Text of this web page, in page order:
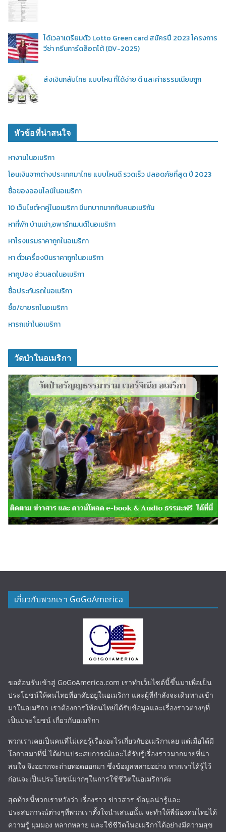
ได้เวลาเตรียมตัว Lotto Green card สมัครปี 2023 โครงการ
วีซ่า กรีนการ์ดล็อตโต้ (DV-2025)
ส่งเงินกลับไทย แบบไหน ที่ได้ง่าย ดี และค่าธรรมเนียมถูก
หัวข้อที่น่าสนใจ
หางานในอเมริกา
โอนเงินจากต่างประเทศมาไทย แบบไหนดี รวดเร็ว ปลอดภัยที่สุด ปี 2023
ซื้อของออนไลน์ในอเมริกา
10 เว็บไซต์หาคู่ในอเมริกา มีบทบาทมากกับคนอเมริกัน
หาที่พัก บ้านเช่า,อพาร์ทเมนต์ในอเมริกา
หาโรงแรมราคาถูกในอเมริกา
หา ตั๋วเครื่องบินราคาถูกในอเมริกา
หาคูปอง ส่วนลดในอเมริกา
ซื้อประกันรถในอเมริกา
ซื้อ/ขายรถในอเมริกา
หารถเช่าในอเมริกา
วัดป่าในอเมริกา
เกี่ยวกับพวกเรา GoGoAmerica
ขอต้อนรับเข้าสู่ GoGoAmerica.com เราทำเว็บไซต์นี้ขึ้นมาเพื่อเป็น
ประโยชน์ให้คนไทยที่อาศัยอยู่ในอเมริกา และผู้ที่กำลังจะเดินทางเข้า
มาในอเมริกา เราต้องการให้คนไทยได้รับข้อมูลและเรื่องราวต่างๆที่
เป็นประโยชน์ เกี่ยวกับอเมริกา
พวกเราเคยเป็นคนที่ไม่เคยรู้เรื่องอะไรเกี่ยวกับอเมริกาเลย แต่เมื่อได้มี
โอกาสมาที่นี่ ได้ผ่านประสบการณ์และได้รับรู้เรื่องราวมากมายที่น่า
สนใจ จึงอยากจะถ่ายทอดออกมา ซึ่งข้อมูลหลายอย่าง หากเราได้รู้ไว้
ก่อนจะเป็นประโยชน์มากๆในการใช้ชีวิตในอเมริกาค่ะ
สุดท้ายนี้พวกเราหวังว่า เรื่องราว ข่าวสาร ข้อมูลน่ารู้และ
ประสบการณ์ต่างๆที่พวกเราตั้งใจนำเสนอนั้น จะทำให้พี่น้องคนไทยได้
ความรู้ มุมมอง หลากหลาย และใช้ชีวิตในอเมริกาได้อย่างมีความสุข